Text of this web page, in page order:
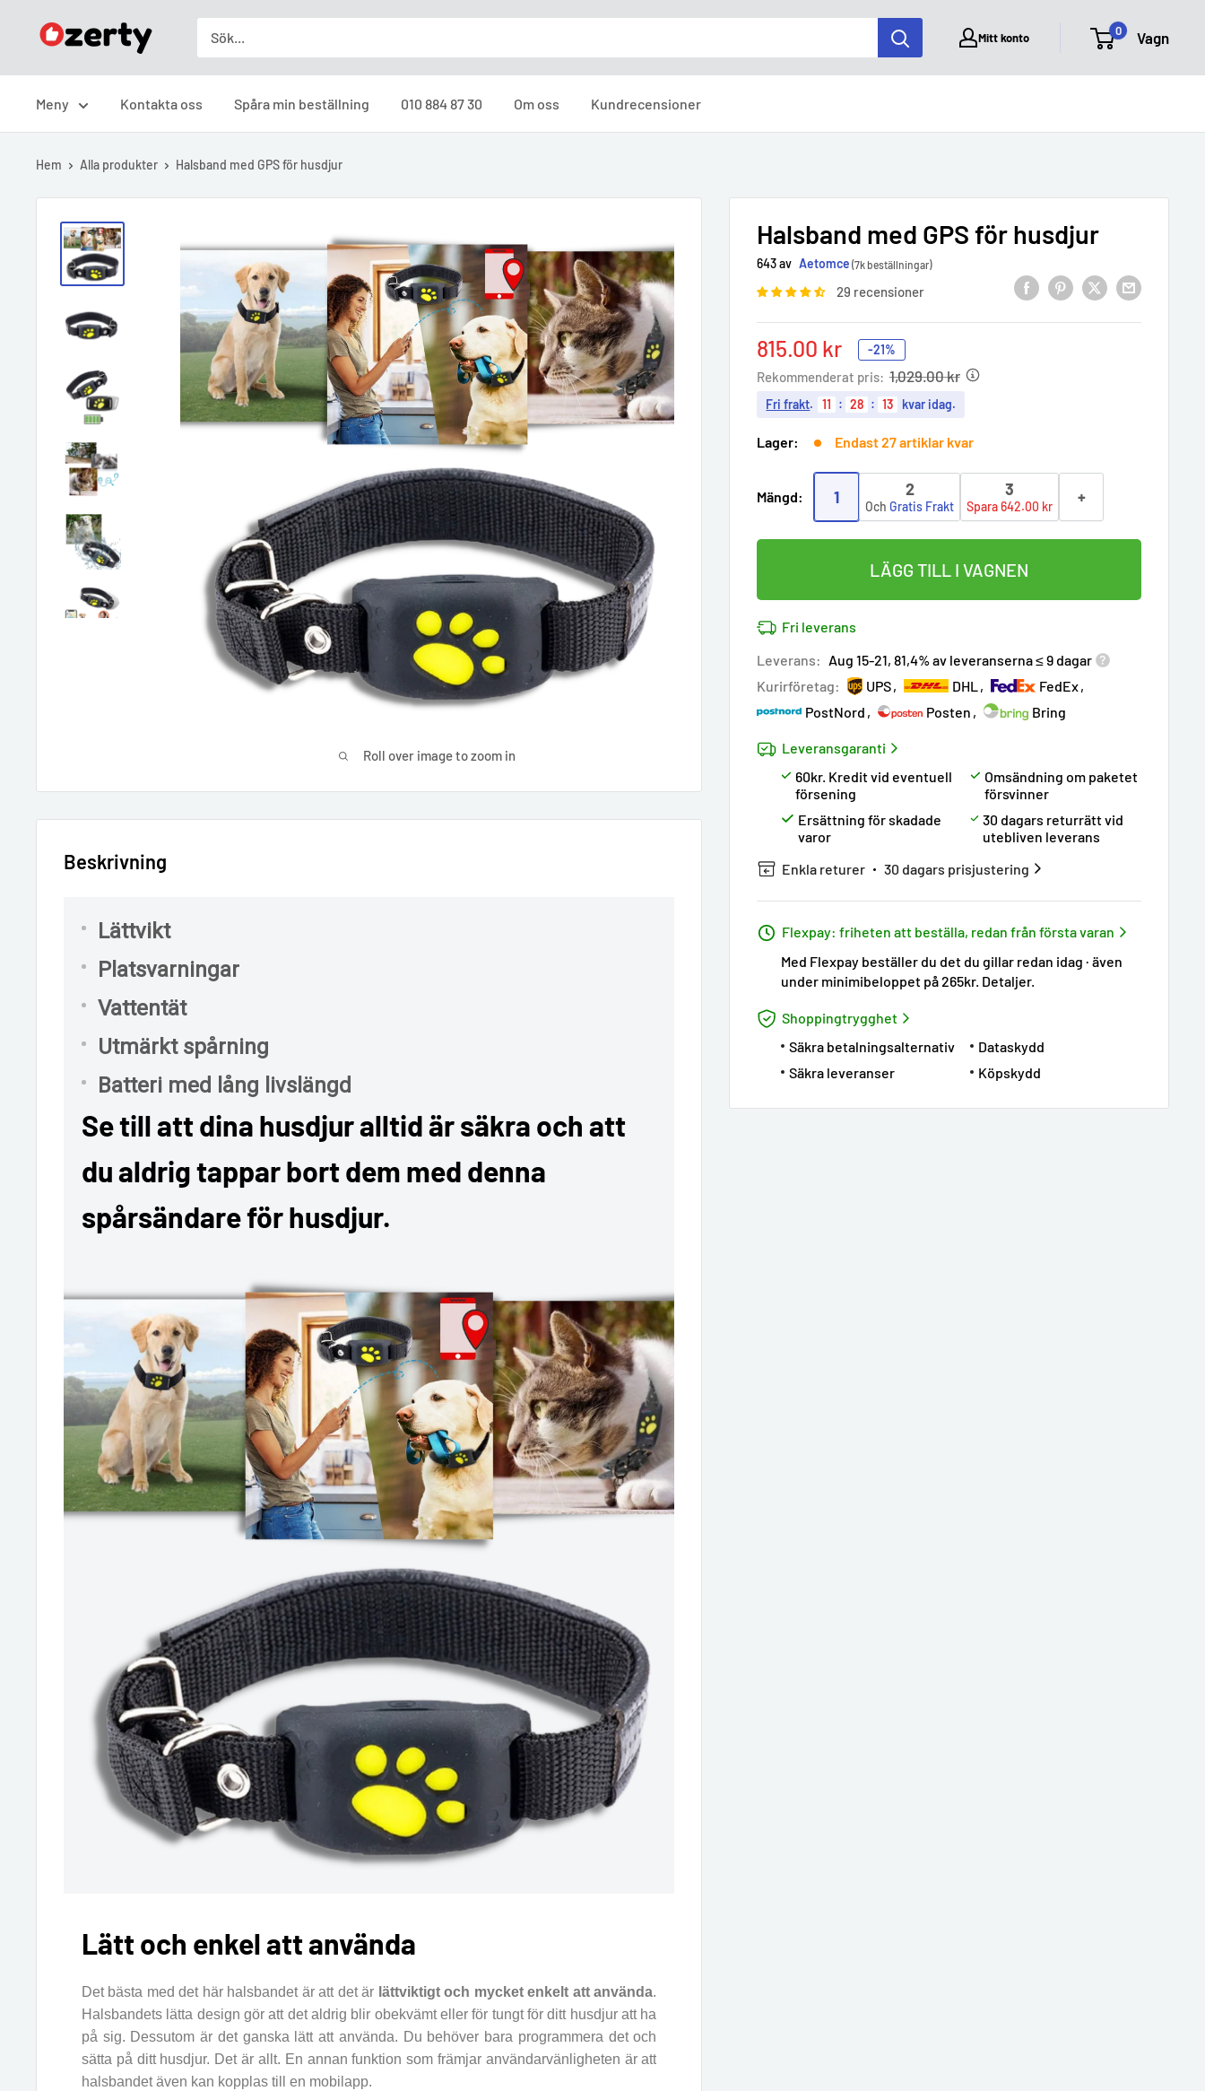
Ozerty
Mitt konto 0 Vagn
Meny Kontakta oss Spåra min beställning 010 884 87 30 Om oss Kundrecensioner
Hem Alla produkter Halsband med GPS för husdjur
Roll over image to zoom in
Halsband med GPS för husdjur
643 av Aetomce (7k beställningar)
29 recensioner
Sale
price
815.00 kr -21%
Rekommenderat pris: 1,029.00 kr
Fri frakt. 11 : 28 : 12 kvar idag.
Lager: Endast 27 artiklar kvar
Mängd: 1 2
OchGratis Frakt
3
Spara 642.00 kr +
LÄGG TILL I VAGNEN
Fri leverans
Leverans: Aug 15-21, 81,4% av leveranserna ≤ 9 dagar
Kurirföretag:
UPS DHL
FedEx
PostNord
Posten Bring
Leveransgaranti
60kr. Kredit vid eventuell
försening
Omsändning om paketet
försvinner
Ersättning för skadade
varor
30 dagars returrätt vid
utebliven leverans
Enkla returer
30 dagars prisjustering
Flexpay: friheten att beställa, redan från första varan
Med Flexpay beställer du det du gillar redan idag · även
under minimibeloppet på 265kr. Detaljer.
Shoppingtrygghet
Säkra betalningsalternativ
Dataskydd
Säkra leveranser
Köpskydd
Beskrivning
Lättvikt
Platsvarningar
Vattentät
Utmärkt spårning
Batteri med lång livslängd
Se till att dina husdjur alltid är säkra och att
du aldrig tappar bort dem med denna
spårsändare för husdjur.
Lätt och enkel att använda
Det bästa med det här halsbandet är att det är lättviktigt och mycket enkelt att använda.
Halsbandets lätta design gör att det aldrig blir obekvämt eller för tungt för ditt husdjur att ha
på sig. Dessutom är det ganska lätt att använda. Du behöver bara programmera det och
sätta på ditt husdjur. Det är allt. En annan funktion som främjar användarvänligheten är att
halsbandet även kan kopplas till en mobilapp.